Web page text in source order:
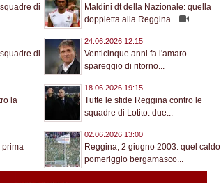
di
Maldini dt della Nazionale: quella
doppietta alla Reggina...
di
24.06.2026 12:15
Venticinque anni fa l'amaro
spareggio di ritorno...
la
18.06.2026 19:15
Tutte le sfide Reggina contro le
squadre di Lotito: due...
prima
02.06.2026 13:00
Reggina, 2 giugno 2003: quel caldo
pomeriggio bergamasco...